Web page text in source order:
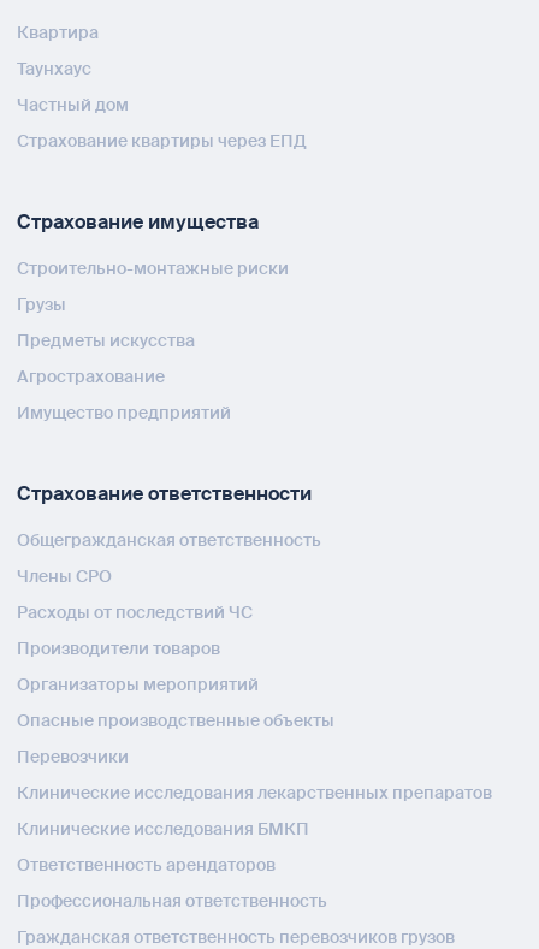
Квартира
Таунхаус
Частный дом
Страхование квартиры через ЕПД
Страхование имущества
Строительно-монтажные риски
Грузы
Предметы искусства
Агрострахование
Имущество предприятий
Страхование ответственности
Общегражданская ответственность
Члены СРО
Расходы от последствий ЧС
Производители товаров
Организаторы мероприятий
Опасные производственные объекты
Перевозчики
Клинические исследования лекарственных препаратов
Клинические исследования БМКП
Ответственность арендаторов
Профессиональная ответственность
Гражданская ответственность перевозчиков грузов